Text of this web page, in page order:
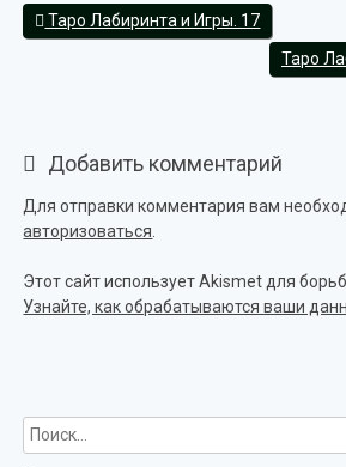
Таро Лабиринта и Игры. 17
Таро
Добавить комментарий
Для отправки комментария вам
авторизоваться
Этот сайт использует Akismet для
Узнайте, как обрабатываются ваши